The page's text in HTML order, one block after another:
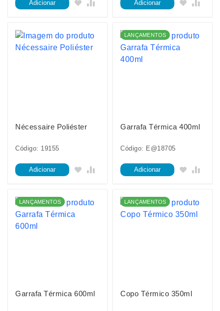
Adicionar Adicionar
Nécessaire Poliéster
Código: 19155
Adicionar
LANÇAMENTOS
Garrafa Térmica 400ml
Código: E@18705
Adicionar
LANÇAMENTOS
Garrafa Térmica 600ml
LANÇAMENTOS
Copo Térmico 350ml